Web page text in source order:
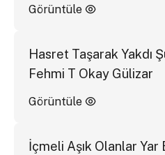
Görüntüle
Hasret Taşarak Yakdı
Fehmi T Okay Gülizar
Görüntüle
İçmeli Aşık Olanlar